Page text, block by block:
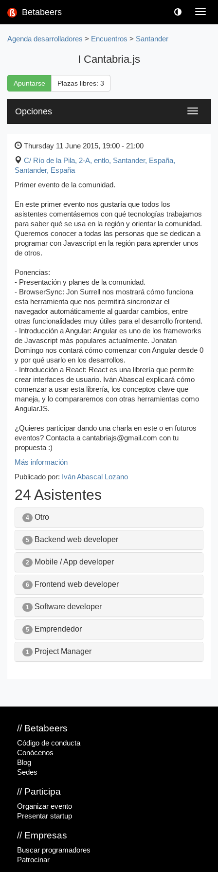
Betabeers
Agenda desarrolladores > Encuentros > Santander
I Cantabria.js
Apuntarse Plazas libres: 3
Toggle
Opciones
Thursday 11 June 2015, 19:00 - 21:00
​C/ Río de la Pila, 2-A, entlo, Santander, España,
Santander, España
Primer evento de la comunidad.
En este primer evento nos gustaría que todos los
asistentes comentásemos con qué tecnologías trabajamos
para saber qué se usa en la región y orientar la comunidad.
Queremos conocer a todas las personas que se dedican a
programar con Javascript en la región para aprender unos
de otros.
Ponencias:
- Presentación y planes de la comunidad.
- BrowserSync: Jon Surrell nos mostrará cómo funciona
esta herramienta que nos permitirá sincronizar el
navegador automáticamente al guardar cambios, entre
otras funcionalidades muy útiles para el desarrollo frontend.
- Introducción a Angular: Angular es uno de los frameworks
de Javascript más populares actualmente. Jonatan
Domingo nos contará cómo comenzar con Angular desde 0
y por qué usarlo en los desarrollos.
- Introducción a React: React es una librería que permite
crear interfaces de usuario. Iván Abascal explicará cómo
comenzar a usar esta librería, los conceptos clave que
maneja, y lo compararemos con otras herramientas como
AngularJS.
¿Quieres participar dando una charla en este o en futuros
eventos? Contacta a cantabriajs@gmail.com con tu
propuesta :)
Más información
Publicado por: Iván Abascal Lozano
24 Asistentes
4 Otro
5 Backend web developer
2 Mobile / App developer
6 Frontend web developer
1 Software developer
5 Emprendedor
1 Project Manager
// Betabeers
Código de conducta
Conócenos
Blog
Sedes
// Participa
Organizar evento
Presentar startup
// Empresas
Buscar programadores
Patrocinar